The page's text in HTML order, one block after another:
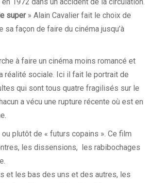
super» Alain Cavalier fait le choix de
sa façon de faire du cinéma jusqu’à
à faire un cinéma moins romancé et
réalité sociale. Ici il fait le portrait de
qui sont tous quatre fragilisés sur le
a vécu une rupture récente où est en
plutôt de « futurs copains ». Ce film
les dissensions, les rabibochages
et les bas des uns et des autres, les